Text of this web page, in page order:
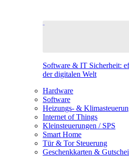
Software & IT Sicherheit:
der digitalen Welt
Hardware
Software
Heizungs- &
Internet of Things
Kleinsteuerungen / SPS
Smart Home
Tür & Tor Steuerung
Geschenkkarten &